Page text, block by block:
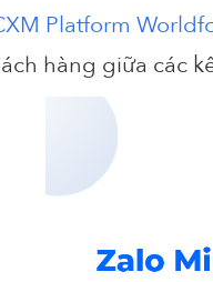
Platform
hàng giữa các